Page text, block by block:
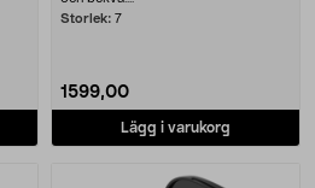
Storlek: 7
1599,00
Lägg i varukorg